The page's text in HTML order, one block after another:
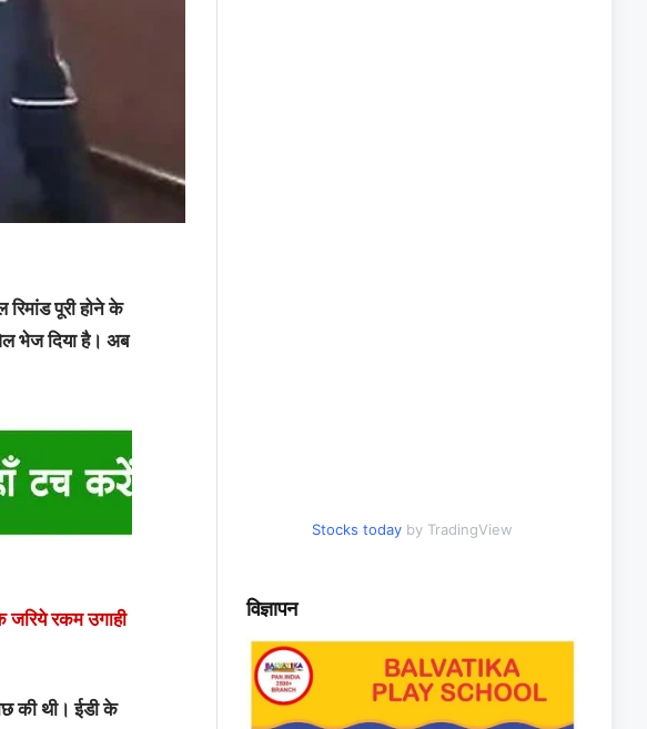
पूरी होने के
भेज दिया है। अब
जरिये रकम उगाही
की थी। ईडी के
Stocks today by TradingView
विज्ञापन